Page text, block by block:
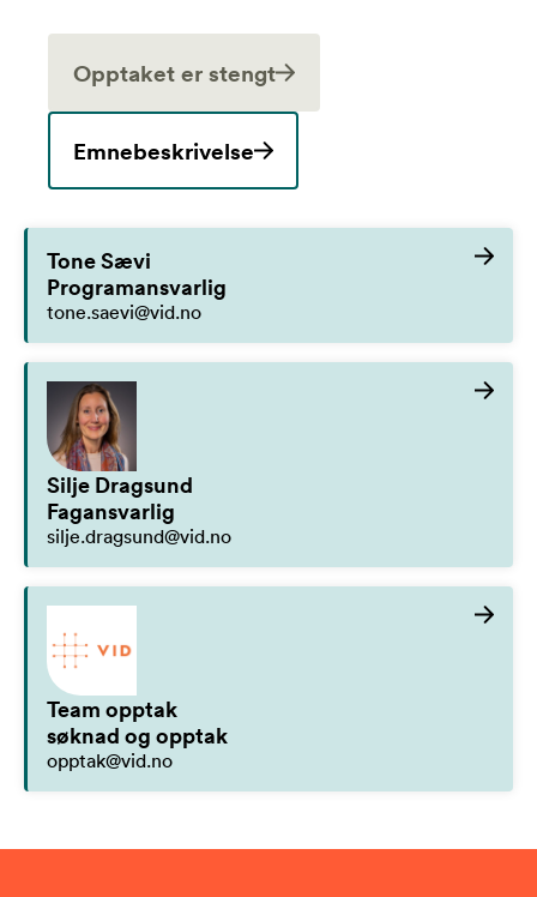
Opptaket er stengt
Emnebeskrivelse
Tone Sævi
Programansvarlig
tone.saevi@vid.no
Silje Dragsund
Fagansvarlig
silje.dragsund@vid.no
Team opptak
søknad og opptak
opptak@vid.no